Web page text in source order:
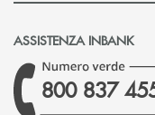
ASSISTENZA INBANK
800 837